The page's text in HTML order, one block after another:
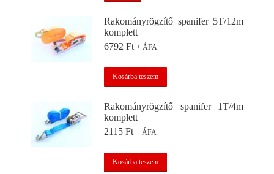
Rakományrögzítő spanifer 5T/12m
komplett
6792 Ft + ÁFA
Kosárba teszem
Rakományrögzítő spanifer 1T/4m
komplett
2115 Ft + ÁFA
Kosárba teszem